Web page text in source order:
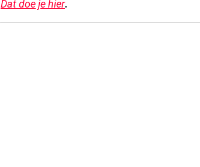
Dat doe je hier.